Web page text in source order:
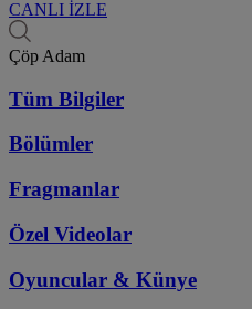
CANLI İZLE
Çöp Adam
Tüm Bilgiler
Bölümler
Fragmanlar
Özel Videolar
Oyuncular & Künye